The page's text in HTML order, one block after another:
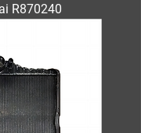
R870240